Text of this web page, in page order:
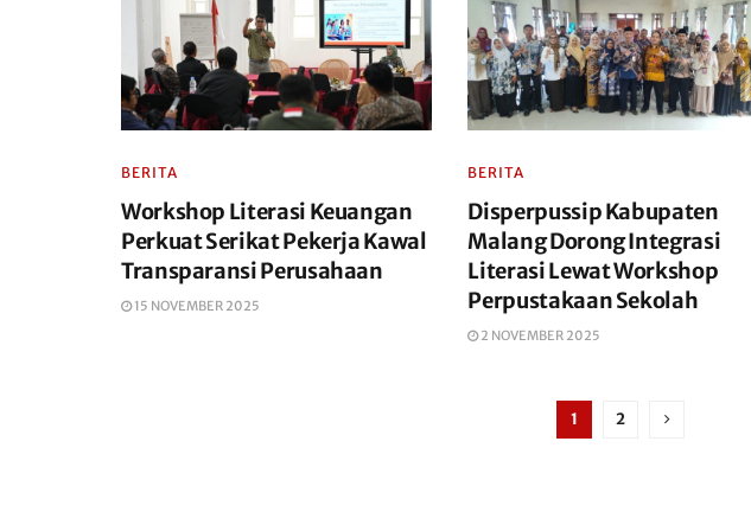
BERITA
Workshop Literasi Keuangan
Perkuat Serikat Pekerja Kawal
Transparansi Perusahaan
15 NOVEMBER 2025
BERITA
Disperpussip Kabupaten
Malang Dorong Integrasi
Literasi Lewat Workshop
Perpustakaan Sekolah
2 NOVEMBER 2025
1 2